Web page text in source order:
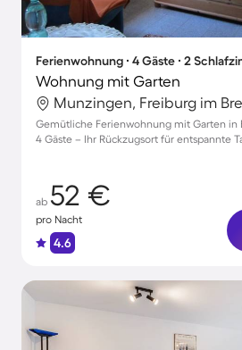
Ferienwohnung ∙ 4 Gäste ∙ 2
Wohnung mit Garten
Gemütliche Ferienwohnung mit Garten in
4 Gäste – Ihr Rückzugsort für entspannte
ab 52 €
pro Nacht
4.6